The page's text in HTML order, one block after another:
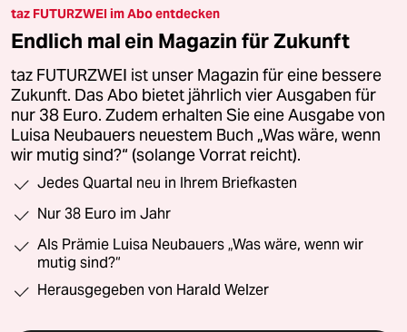
taz FUTURZWEI im Abo entdecken
Endlich mal ein Magazin für Zukunft
taz FUTURZWEI ist unser Magazin für eine bessere
Zukunft. Das Abo bietet jährlich vier Ausgaben für
nur 38 Euro. Zudem erhalten Sie eine Ausgabe von
Luisa Neubauers neuestem Buch „Was wäre, wenn
wir mutig sind?“ (solange Vorrat reicht).
Jedes Quartal neu in Ihrem Briefkasten
Nur 38 Euro im Jahr
Als Prämie Luisa Neubauers „Was wäre, wenn wir
mutig sind?“
Herausgegeben von Harald Welzer